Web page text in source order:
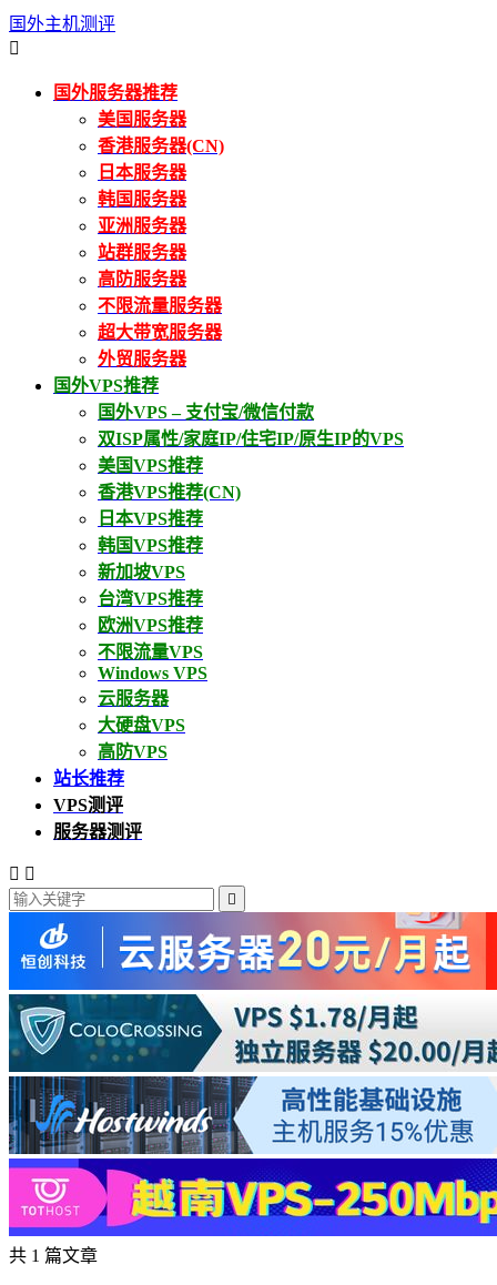
国外主机测评

国外服务器推荐
美国服务器
香港服务器(CN)
日本服务器
韩国服务器
亚洲服务器
站群服务器
高防服务器
不限流量服务器
超大带宽服务器
外贸服务器
国外VPS推荐
国外VPS – 支付宝/微信付款
双ISP属性/家庭IP/住宅IP/原生IP的VPS
美国VPS推荐
香港VPS推荐(CN)
日本VPS推荐
韩国VPS推荐
新加坡VPS
台湾VPS推荐
欧洲VPS推荐
不限流量VPS
Windows VPS
云服务器
大硬盘VPS
高防VPS
站长推荐
VPS测评
服务器测评
 

共 1 篇文章